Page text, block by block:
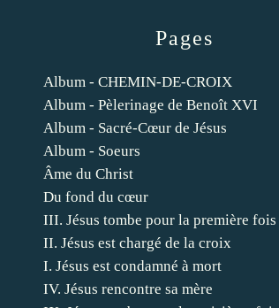
Pages
Album - CHEMIN-DE-CROIX
Album - Pèlerinage de Benoît XVI
Album - Sacré-Cœur de Jésus
Album - Soeurs
Âme du Christ
Du fond du cœur
III. Jésus tombe pour la première fois
II. Jésus est chargé de la croix
I. Jésus est condamné à mort
IV. Jésus rencontre sa mère